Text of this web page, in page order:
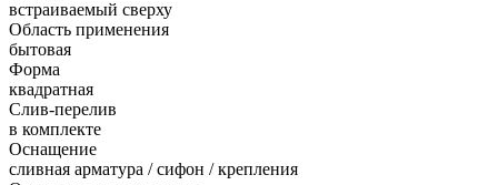
встраиваемый сверху
Область применения
бытовая
Форма
квадратная
Слив-перелив
в комплекте
Оснащение
сливная арматура / сифон / крепления